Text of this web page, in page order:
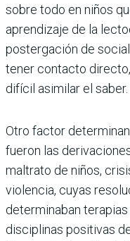
sobre todo en niños
aprendizaje de la
postergación de
tener contacto
difícil asimilar el saber.
Otro factor
fueron las
maltrato de niños,
violencia, cuyas
determinaban
disciplinas positivas